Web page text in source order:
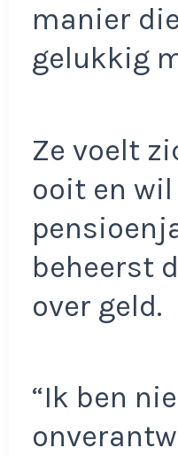
manier
gelukkig
Ze voelt
ooit en
beheerst
over geld.
“Ik ben